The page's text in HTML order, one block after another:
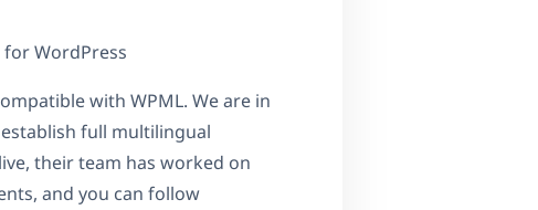
WordPress
with WPML. We are in
full multilingual
their team has worked on
and you can follow